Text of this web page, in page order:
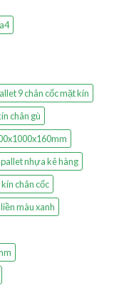
9 chân cốc mặt kín
chân gù
pallet nhựa kê hàng
chân cốc
màu xanh